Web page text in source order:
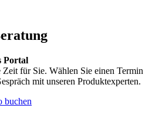
Portal
Zeit für Sie. Wählen Sie einen Termin
mit unseren Produktexperten.
buchen